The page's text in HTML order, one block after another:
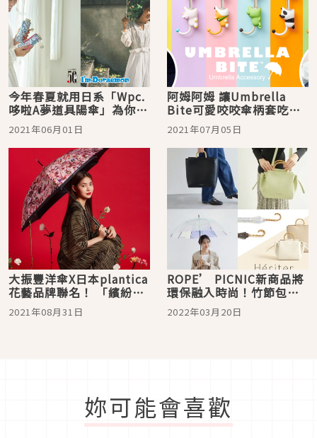
今年春夏就用日系「Wpc.
哆啦A夢道具陽傘」為你遮
擋紫外線
2021年06月01日
阿姆阿姆 讓Umbrella
Bite可愛咬咬傘柄套吃掉
你雨天的陰鬱！
2021年07月05日
大振豐洋傘X日本plantica
花藝品牌聯名！ 「繽紛花
漾傘」浪漫登場
2021年08月31日
ROPE’ PICNIC新商品將
環保融入時尚！竹節包、
竹節傘成就綠色時尚美學
2022年03月20日
妳可能會喜歡